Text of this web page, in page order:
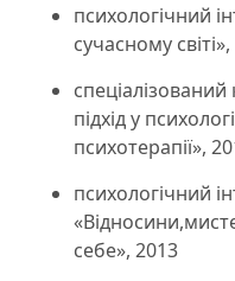
психологічний
сучасному
підхід у
психотерапії»,
психологічний
себе», 2013